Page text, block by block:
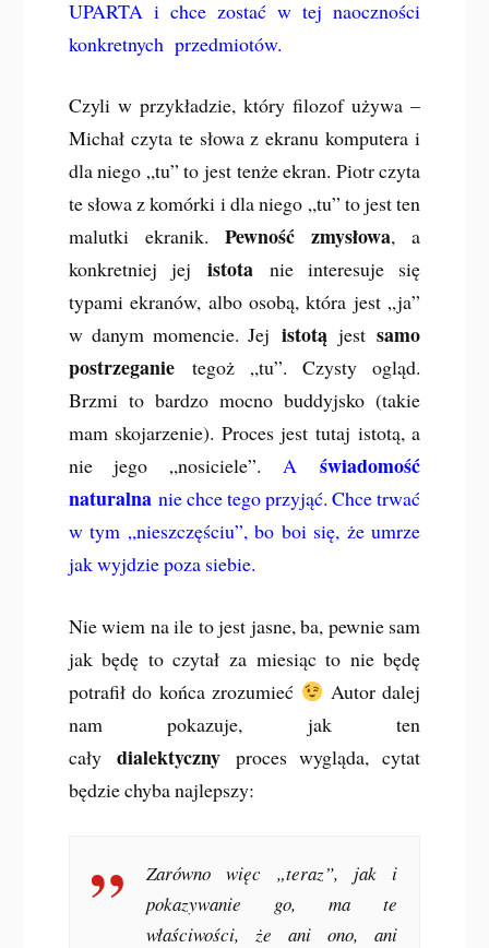
UPARTA i chce zostać w tej naoczności
konkretnych przedmiotów.
Czyli w przykładzie, który filozof używa –
Michał czyta te słowa z ekranu komputera i
dla niego „tu” to jest tenże ekran. Piotr czyta
te słowa z komórki i dla niego „tu” to jest ten
malutki ekranik. Pewność zmysłowa, a
konkretniej jej istotanie interesuje się
typami ekranów, albo osobą, która jest „ja”
w danym momencie. Jej istotąjestsamo
postrzeganie tegoż „tu”. Czysty ogląd.
Brzmi to bardzo mocno buddyjsko (takie
mam skojarzenie). Proces jest tutaj istotą, a
nie jego „nosiciele”. Aświadomość
naturalna nie chce tego przyjąć. Chce trwać
w tym „nieszczęściu”, bo boi się, że umrze
jak wyjdzie poza siebie.
Nie wiem na ile to jest jasne, ba, pewnie sam
jak będę to czytał za miesiąc to nie będę
potrafił do końca zrozumieć
Autor dalej
nam pokazuje, jak ten
cały dialektyczny proces wygląda, cytat
będzie chyba najlepszy:
Zarówno więc „teraz”, jak i
pokazywanie go, ma te
właściwości, że ani ono, ani